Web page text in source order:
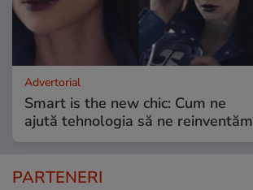
Advertorial
Smart is the new chic: Cum ne
ajută tehnologia să ne reinventăm
PARTENERI